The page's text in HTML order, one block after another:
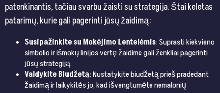
patenkinantis, tačiau svarbu žaisti su strategija. Štai keletas
patarimų, kurie gali pagerinti jūsų žaidimą:
Susipažinkite su Mokėjimo Lentelėmis: Suprasti kiekvieno
simbolio ir išmokų linijos vertę žaidime gali ženkliai pagerinti
jūsų strategiją.
Valdykite Biudžetą: Nustatykite biudžetą prieš pradedant
žaidimą ir laikykitės jo, kad išvengtumėte nemalonių